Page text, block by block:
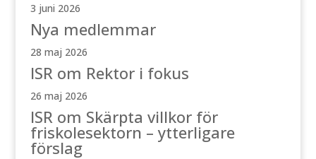
3 juni 2026
Nya medlemmar
28 maj 2026
ISR om Rektor i fokus
26 maj 2026
ISR om Skärpta villkor för
friskolesektorn – ytterligare
förslag